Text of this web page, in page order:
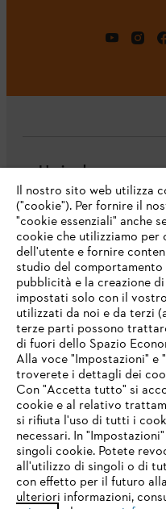
L'azienda
Domande frequenti
Assistenza
Protezione dati Nota
Informazioni legali
STIHL VERTRIEBS AG, 8617
IHR BROWSER
UNTERSTÜTZT
Sie nutzen einen Browser,
eine optimale Nutzung
einem der folgenden
firefox
Il nostro sito web utilizza
("cookie"). Per fornire il
"cookie essenziali" anche
cookie che utilizziamo per
dell'utente e fornire
studio del
pubblicità e la creazione
impostati solo con il
utilizzati da noi e da terzi
terze parti possono
di fuori dello Spazio
Alla voce "Impostazioni" e
troverete i dettagli dei
Con "Accetta tutto" si
cookie e al relativo
si rifiuta l'uso di tutti i
necessari. In
singoli cookie. Potete
all'utilizzo di singoli o di
con effetto per il futuro
ulteriori informazioni,